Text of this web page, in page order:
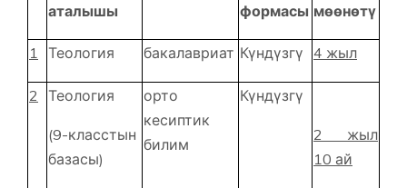
аталышы формасы мөөнөтү
1 Теология бакалавриат Күндүзгү 4 жыл
2 Теология
(9-класстын
базасы)
орто
кесиптик
билим
Күндүзгү
2 жыл
10 ай